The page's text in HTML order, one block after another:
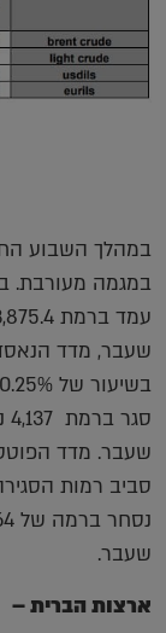
במהלך השבוע
סביב רמות
שעבר.
ארצות הברית –